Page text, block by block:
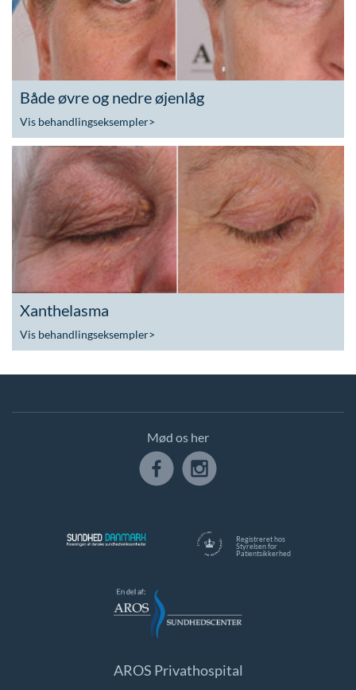
Både øvre og nedre øjenlåg
Vis behandlingseksempler>
Xanthelasma
Vis behandlingseksempler>
Registreret hos
Styrelsen for
Patientsikkerhed
Mød os her
AROS Privathospital